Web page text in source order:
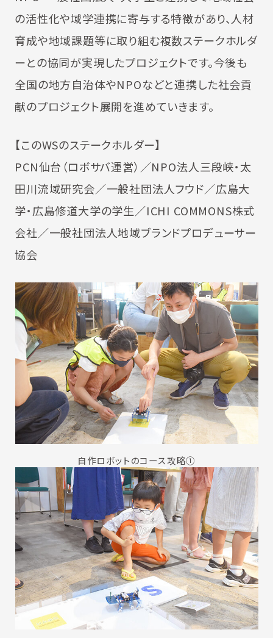
の活性化や域学連携に寄与する特徴があり、人材
育成や地域課題等に取り組む複数ステークホルダ
ーとの協同が実現したプロジェクトです。今後も
全国の地方自治体やNPOなどと連携した社会貢
献のプロジェクト展開を進めていきます。
【このWSのステークホルダー】
PCN仙台（ロボサバ運営）／NPO法人三段峡・太
田川流域研究会／一般社団法人フウド／広島大
学・広島修道大学の学生／ICHI COMMONS株式
会社／一般社団法人地域ブランドプロデューサー
協会
自作ロボットのコース攻略①